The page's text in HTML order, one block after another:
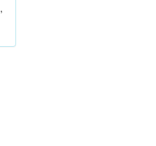
,